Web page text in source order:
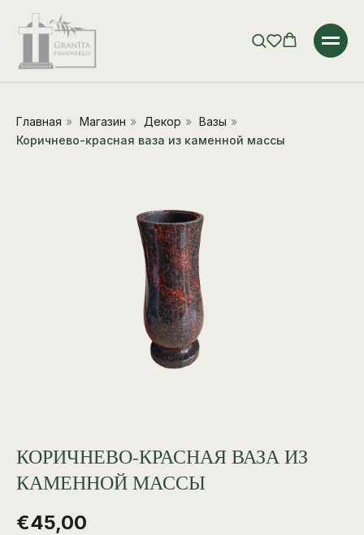
Главная » Магазин » Декор » Вазы »
Коричнево-красная ваза из каменной массы
КОРИЧНЕВО-КРАСНАЯ ВАЗА ИЗ
КАМЕННОЙ МАССЫ
€45,00